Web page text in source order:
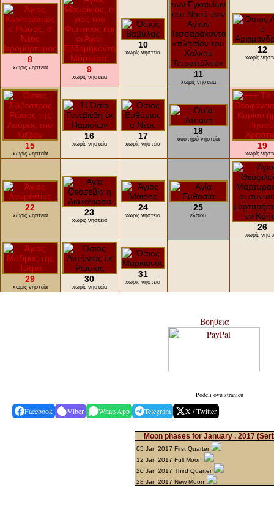
8
xωρίς νηστεία 9
xωρίς νηστεία
10
xωρίς νηστεία
11
xωρίς νηστεία
12
xωρίς
15
xωρίς νηστεία
16
xωρίς νηστεία
17
xωρίς νηστεία
18
αυστηρό νηστεία
19
xωρίς
22
xωρίς νηστεία 23
xωρίς νηστεία
24
xωρίς νηστεία
25
ελαίου
26
xωρίς
29
xωρίς νηστεία
30
xωρίς νηστεία
31
xωρίς νηστεία
Βοήθεια
Podeli ovu stranicu
Facebook Viber WhatsApp Telegram X / Twitter
Moon phases for January , 2017
05 Jan 2017 First Quarter
12 Jan 2017 Full Moon
20 Jan 2017 Third Quarter
28 Jan 2017 New Moon